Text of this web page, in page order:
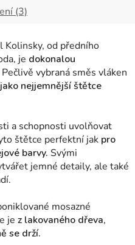
(3)
Kolinsky, od předního
je dokonalou
Pečlivě vybraná směs vláken
nejjemnější štětce
a schopnosti uvolňovat
štětce perfektní jak pro
barvy. Svými
jemné detaily, ale také
mosazné
je z lakovaného dřeva,
se drží.